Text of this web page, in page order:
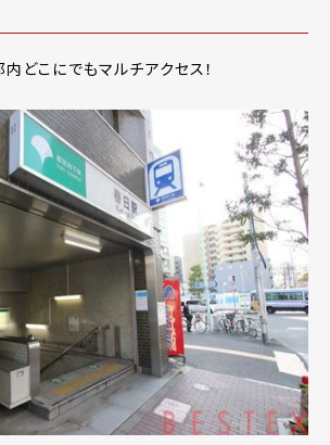
どこにでもマルチアクセス！